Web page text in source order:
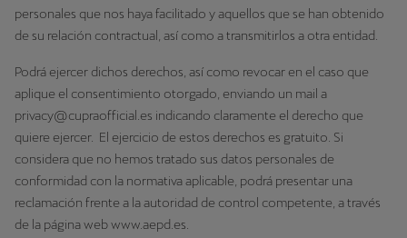
personales que nos haya facilitado y aquellos que se han obtenido
de su relación contractual, así como a transmitirlos a otra entidad.
Podrá ejercer dichos derechos, así como revocar en el caso que
aplique el consentimiento otorgado, enviando un mail a
privacy@cupraofficial.es indicando claramente el derecho que
quiere ejercer. El ejercicio de estos derechos es gratuito. Si
considera que no hemos tratado sus datos personales de
conformidad con la normativa aplicable, podrá presentar una
reclamación frente a la autoridad de control competente, a través
de la página web www.aepd.es.